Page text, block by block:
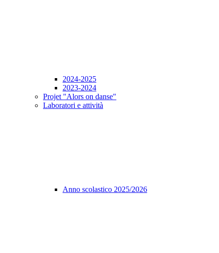
2024-2025
2023-2024
Projet "Alors on danse"
Laboratori e attività
Anno scolastico 2025/2026